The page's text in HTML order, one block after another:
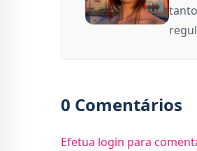
0 Comentários
Efetua login para